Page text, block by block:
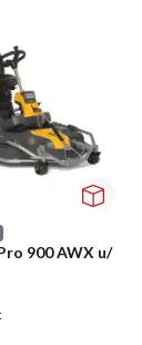
900 AWX u/